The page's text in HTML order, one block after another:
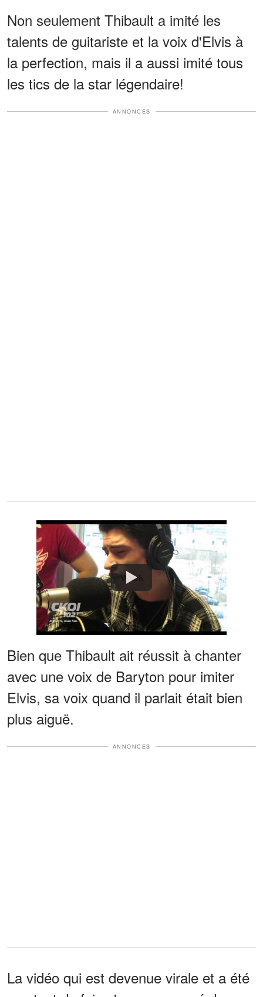
Non seulement Thibault a imité les
talents de guitariste et la voix d'Elvis à
la perfection, mais il a aussi imité tous
les tics de la star légendaire!
ANNONCES
Watch
Bien que Thibault ait réussit à chanter
avec une voix de Baryton pour imiter
Elvis, sa voix quand il parlait était bien
plus aiguë.
ANNONCES
La vidéo qui est devenue virale et a été